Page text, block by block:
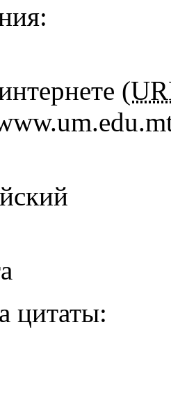
(
цитаты: